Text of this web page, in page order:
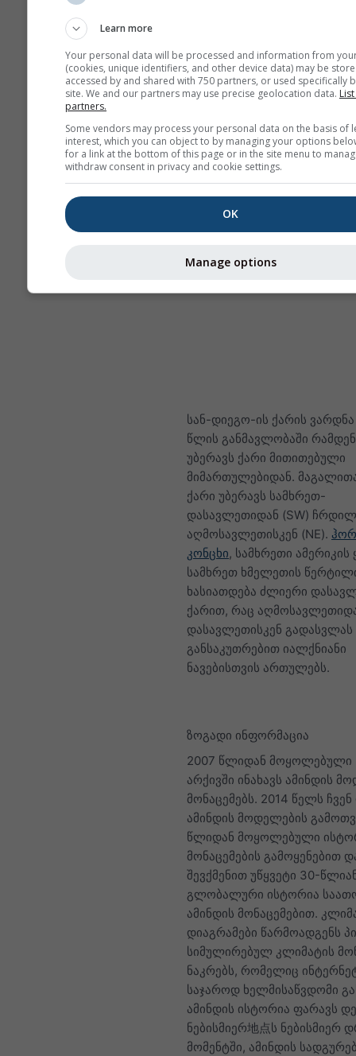
სან-დიეგო-ის ქარის ვარდნა
წლის განმავლობაში
უბერავს ქარი მითითებული
მიმართულებიდან.
ქარი უბერავს სამხრეთ-
დასავლეთიდან (SW)
აღმოსავლეთისკენ (NE).
კონცხი, სამხრეთი ამერიკის
სამხრეთ ხმელეთის
ხასიათდება ძლიერი
ქარით, რაც
დასავლეთისკენ გადასვლას
განსაკუთრებით იალქნიანი
ნავებისთვის ართულებს.
ზოგადი ინფორმაცია
2007 წლიდან მოყოლებული
არქივში ინახავს ამინდის
მონაცემებს. 2014 წელს
ამინდის მოდელების
წლიდან მოყოლებული
მონაცემების გამოყენებით
შევქმენით უწყვეტი 30-
გლობალური ისტორია
ამინდის მონაცემებით.
დიაგრამები წარმოადგენს
სიმულირებულ კლიმატის
ნაკრებს, რომელიც
საჯაროდ ხელმისაწვდომი
ამინდის ისტორია ფარავს
ნებისმიერ地点ს ნებისმიერ
მომენტში, ამინდის
Learn more
Your personal data will be processed and information from
(cookies, unique identifiers, and other device data) may be
accessed by and shared with 750 partners, or used specifically
site. We and our partners may use precise geolocation data.
partners.
Some vendors may process your personal data on the basis of
interest, which you can object to by managing your options
for a link at the bottom of this page or in the site menu to
withdraw consent in privacy and cookie settings.
OK
Manage options